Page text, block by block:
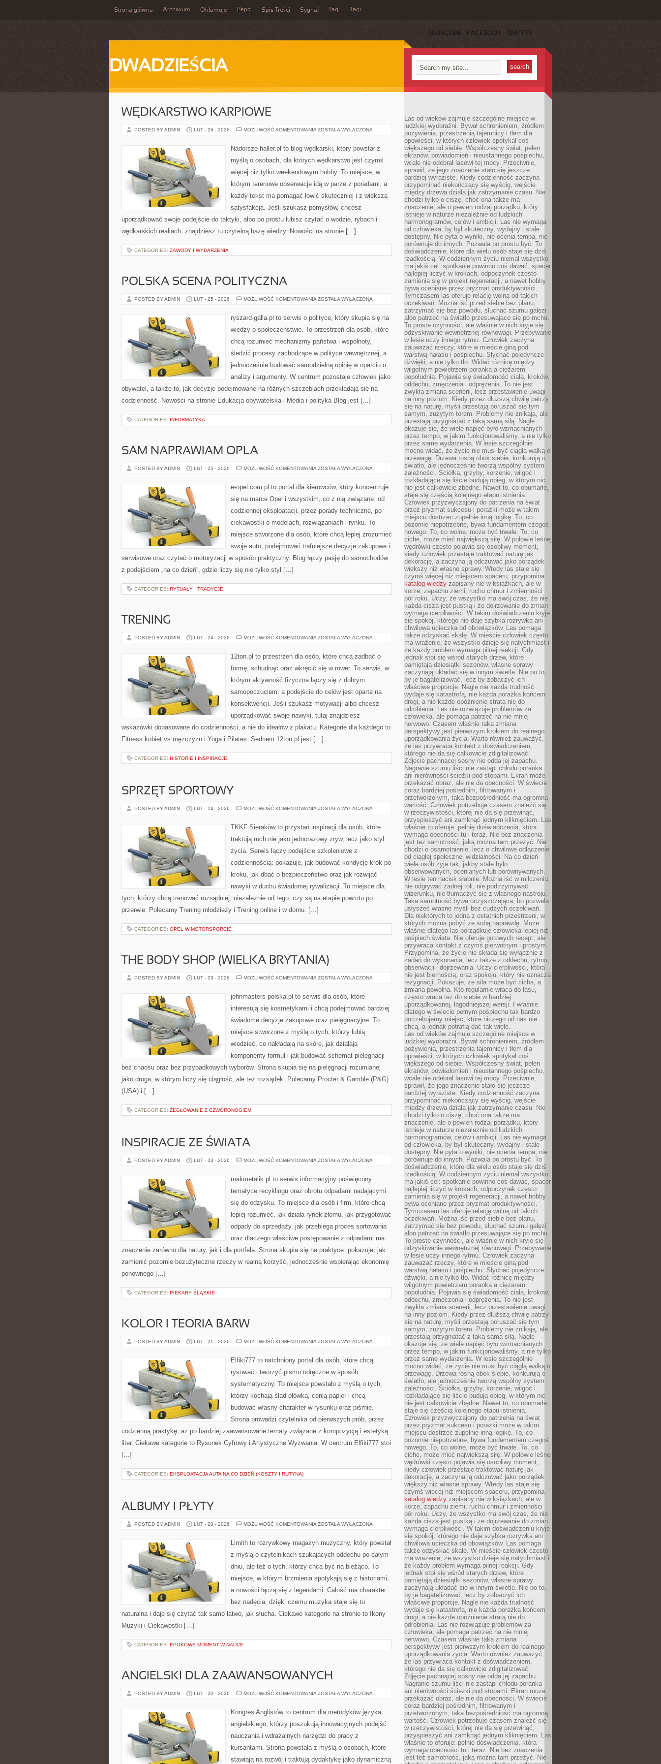
Strona główna Archiwum Okłamuje Pepsi Spis Treści Sygnał Tagi Tagi
SUBSCRIBE FACEBOOK TWITTER
DWADZIEŚCIA
WĘDKARSTWO KARPIOWE
POSTED BY ADMIN LUT - 26 - 2026 MOŻLIWOŚĆ KOMENTOWANIA WĘDKARSTWO
ZOSTAŁA WYŁĄCZONA
Nadorsze-haller.pl to blog wędkarski, który powstał z
myślą o osobach, dla których wędkarstwo jest czymś
więcej niż tylko weekendowym hobby. To miejsce, w
którym terenowe obserwacje idą w parze z poradami, a
każdy tekst ma pomagać łowić skuteczniej i z większą
satysfakcją. Jeśli szukasz pomysłów, chcesz
uporządkować swoje podejście do taktyki, albo po prostu lubisz czytać o wodzie, rybach i
wędkarskich realiach, znajdziesz tu czytelną bazę wiedzy. Nowości na stronie […]
CATEGORIES: ZAWODY I WYDARZENIA
POLSKA SCENA POLITYCZNA
POSTED BY ADMIN LUT - 25 - 2026 MOŻLIWOŚĆ KOMENTOWANIA POLSKA
ZOSTAŁA WYŁĄCZONA
ryszard-galla.pl to serwis o polityce, który skupia się na
wiedzy o społeczeństwie. To przestrzeń dla osób, które
chcą rozumieć mechanizmy państwa i wspólnoty,
śledzić procesy zachodzące w polityce wewnętrznej, a
jednocześnie budować samodzielną opinię w oparciu o
analizy i argumenty. W centrum pozostaje człowiek jako
obywatel, a także to, jak decyzje podejmowane na różnych szczeblach przekładają się na
codzienność. Nowości na stronie Edukacja obywatelska i Media i polityka Blog jest […]
CATEGORIES: INFORMATYKA
SAM NAPRAWIAM OPLA
POSTED BY ADMIN LUT - 25 - 2026 MOŻLIWOŚĆ KOMENTOWANIA SAM
ZOSTAŁA WYŁĄCZONA
e-opel.com.pl to portal dla kierowców, który koncentruje
się na marce Opel i wszystkim, co z nią związane: od
codziennej eksploatacji, przez porady techniczne, po
ciekawostki o modelach, rozwiązaniach i rynku. To
miejsce stworzone dla osób, które chcą lepiej zrozumieć
swoje auto, podejmować trafniejsze decyzje zakupowe i
serwisowe oraz czytać o motoryzacji w sposób praktyczny. Blog łączy pasję do samochodów
z podejściem „na co dzień”, gdzie liczy się nie tylko styl […]
CATEGORIES: RYTUAŁY I TRADYCJE
TRENING
POSTED BY ADMIN LUT - 24 - 2026 MOŻLIWOŚĆ KOMENTOWANIA TRENING
ZOSTAŁA WYŁĄCZONA
12ton.pl to przestrzeń dla osób, które chcą zadbać o
formę, schudnąć oraz wkręcić się w rower. To serwis, w
którym aktywność fizyczna łączy się z dobrym
samopoczuciem, a podejście do celów jest oparte na
konsekwencji. Jeśli szukasz motywacji albo chcesz
uporządkować swoje nawyki, tutaj znajdziesz
wskazówki dopasowane do codzienności, a nie do ideałów z plakatu. Kategorie dla każdego to
Fitness kobiet vs mężczyzn i Yoga i Pilates. Sednem 12ton.pl jest […]
CATEGORIES: HISTORIE I INSPIRACJE
SPRZĘT SPORTOWY
POSTED BY ADMIN LUT - 24 - 2026 MOŻLIWOŚĆ KOMENTOWANIA SPRZĘT
ZOSTAŁA WYŁĄCZONA
TKKF Sieraków to przystań inspiracji dla osób, które
traktują ruch nie jako jednorazowy zryw, lecz jako styl
życia. Serwis łączy podejście szkoleniowe z
codziennością: pokazuje, jak budować kondycję krok po
kroku, jak dbać o bezpieczeństwo oraz jak rozwijać
nawyki w duchu świadomej rywalizacji. To miejsce dla
tych, którzy chcą trenować rozsądniej, niezależnie od tego, czy są na etapie powrotu po
przerwie. Polecamy Trening młodzieży i Trening online i w domu. […]
CATEGORIES: OPEL W MOTORSPORCIE
THE BODY SHOP (WIELKA BRYTANIA)
POSTED BY ADMIN LUT - 23 - 2026 MOŻLIWOŚĆ KOMENTOWANIA THE
(WIELKA
BRYTANIA)
ZOSTAŁA WYŁĄCZONA
johnmasters-polska.pl to serwis dla osób, które
interesują się kosmetykami i chcą podejmować bardziej
świadome decyzje zakupowe oraz pielęgnacyjne. To
miejsce stworzone z myślą o tych, którzy lubią
wiedzieć, co nakładają na skórę, jak działają
komponenty formuł i jak budować schemat pielęgnacji
bez chaosu oraz bez przypadkowych wyborów. Strona skupia się na pielęgnacji rozumianej
jako droga, w którym liczy się ciągłość, ale też rozsądek. Polecamy Procter & Gamble (P&G)
(USA) i […]
CATEGORIES: ŻEGLOWANIE Z CZWORONOGIEM
INSPIRACJE ZE ŚWIATA
POSTED BY ADMIN LUT - 23 - 2026 MOŻLIWOŚĆ KOMENTOWANIA INSPIRACJE
ZOSTAŁA WYŁĄCZONA
makmetalik.pl to serwis informacyjny poświęcony
tematyce recyklingu oraz obrotu odpadami nadającymi
się do odzysku. To miejsce dla osób i firm, które chcą
lepiej rozumieć, jak działa rynek złomu, jak przygotować
odpady do sprzedaży, jak przebiega proces sortowania
oraz dlaczego właściwe postępowanie z odpadami ma
znaczenie zarówno dla natury, jak i dla portfela. Strona skupia się na praktyce: pokazuje, jak
zamienić pozornie bezużyteczne rzeczy w realną korzyść, jednocześnie wspierając ekonomię
ponownego […]
CATEGORIES: PIEKARY ŚLĄSKIE
KOLOR I TEORIA BARW
POSTED BY ADMIN LUT - 21 - 2026 MOŻLIWOŚĆ KOMENTOWANIA KOLOR
BARW
ZOSTAŁA WYŁĄCZONA
Elfiki777 to natchniony portal dla osób, które chcą
rysować i tworzyć pismo odręczne w sposób
systematyczny. To miejsce powstało z myślą o tych,
którzy kochają ślad ołówka, cenią papier i chcą
budować własny charakter w rysunku oraz piśmie.
Strona prowadzi czytelnika od pierwszych prób, przez
codzienną praktykę, aż po bardziej zaawansowane tematy związane z kompozycją i estetyką
liter. Ciekawe kategorie to Rysunek Cyfrowy i Artystyczne Wyzwania. W centrum Elfiki777 stoi
[…]
CATEGORIES: EKSPLOATACJA AUTA NA CO DZIEŃ (KOSZTY I RUTYNA)
ALBUMY I PŁYTY
POSTED BY ADMIN LUT - 20 - 2026 MOŻLIWOŚĆ KOMENTOWANIA ALBUMY
ZOSTAŁA WYŁĄCZONA
Limith to rozrywkowy magazyn muzyczny, który powstał
z myślą o czytelnikach szukających oddechu po całym
dniu, ale też o tych, którzy chcą być na bieżąco. To
miejsce, w którym brzmienia spotykają się z historiami,
a nowości łączą się z legendami. Całość ma charakter
bez nadęcia, dzięki czemu muzyka staje się tu
naturalna i daje się czytać tak samo łatwo, jak słucha. Ciekawe kategorie na stronie to Ikony
Muzyki i Ciekawostki […]
CATEGORIES: EPOKOWE MOMENT W NAUCE
ANGIELSKI DLA ZAAWANSOWANYCH
POSTED BY ADMIN LUT - 20 - 2026 MOŻLIWOŚĆ KOMENTOWANIA ANGIELSKI
ZOSTAŁA WYŁĄCZONA
Kongres Anglistów to centrum dla metodyków języka
angielskiego, którzy poszukują innowacyjnych podejść
nauczania i wdrażalnych narzędzi do pracy z
kursantami. Strona powstała z myślą o osobach, które
stawiają na rozwój i traktują dydaktykę jako dynamiczną
Las od wieków zajmuje szczególne miejsce w
ludzkiej wyobraźni. Bywał schronieniem, źródłem
pożywienia, przestrzenią tajemnicy i tłem dla
opowieści, w których człowiek spotykał coś
większego od siebie. Współczesny świat, pełen
ekranów, powiadomień i nieustannego pośpiechu,
wcale nie odebrał lasowi tej mocy. Przeciwnie,
sprawił, że jego znaczenie stało się jeszcze
bardziej wyraziste. Kiedy codzienność zaczyna
przypominać niekończący się wyścig, wejście
między drzewa działa jak zatrzymanie czasu. Nie
chodzi tylko o ciszę, choć ona także ma
znaczenie, ale o pewien rodzaj porządku, który
istnieje w naturze niezależnie od ludzkich
harmonogramów, celów i ambicji. Las nie wymaga
od człowieka, by był skuteczny, wydajny i stale
dostępny. Nie pyta o wyniki, nie ocenia tempa, nie
porównuje do innych. Pozwala po prostu być. To
doświadczenie, które dla wielu osób staje się dziś
rzadkością. W codziennym życiu niemal wszystko
ma jakiś cel: spotkanie powinno coś dawać, spacer
najlepiej liczyć w krokach, odpoczynek często
zamienia się w projekt regeneracji, a nawet hobby
bywa oceniane przez pryzmat produktywności.
Tymczasem las oferuje relację wolną od takich
oczekiwań. Można iść przed siebie bez planu,
zatrzymać się bez powodu, słuchać szumu gałęzi
albo patrzeć na światło przesuwające się po mchu.
To proste czynności, ale właśnie w nich kryje się
odzyskiwanie wewnętrznej równowagi. Przebywanie
w lesie uczy innego rytmu. Człowiek zaczyna
zauważać rzeczy, które w mieście giną pod
warstwą hałasu i pośpiechu. Słychać pojedyncze
dźwięki, a nie tylko tło. Widać różnicę między
wilgotnym powietrzem poranka a ciężarem
popołudnia. Pojawia się świadomość ciała, kroków,
oddechu, zmęczenia i odprężenia. To nie jest
zwykła zmiana scenerii, lecz przestawienie uwagi
na inny poziom. Kiedy przez dłuższą chwilę patrzy
się na naturę, myśli przestają poruszać się tym
samym, zużytym torem. Problemy nie znikają, ale
przestają przygniatać z taką samą siłą. Nagle
okazuje się, że wiele napięć było wzmacnianych
przez tempo, w jakim funkcjonowaliśmy, a nie tylko
przez same wydarzenia. W lesie szczególnie
mocno widać, że życie nie musi być ciągłą walką o
przewagę. Drzewa rosną obok siebie, konkurują o
światło, ale jednocześnie tworzą wspólny system
zależności. Ściółka, grzyby, korzenie, wilgoć i
rozkładające się liście budują obieg, w którym nic
nie jest całkowicie zbędne. Nawet to, co obumarłe,
staje się częścią kolejnego etapu istnienia.
Człowiek przyzwyczajony do patrzenia na świat
przez pryzmat sukcesu i porażki może w takim
miejscu dostrzec zupełnie inną logikę. To, co
pozornie niepotrzebne, bywa fundamentem czegoś
nowego. To, co wolne, może być trwałe. To, co
ciche, może mieć największą siłę. W połowie leśnej
wędrówki często pojawia się osobliwy moment,
kiedy człowiek przestaje traktować naturę jak
dekorację, a zaczyna ją odczuwać jako porządek
większy niż własne sprawy. Wtedy las staje się
czymś więcej niż miejscem spaceru, przypomina
katalog wiedzy zapisany nie w książkach, ale w
korze, zapachu ziemi, ruchu chmur i zmienności
pór roku. Uczy, że wszystko ma swój czas, że nie
każda cisza jest pustką i że dojrzewanie do zmian
wymaga cierpliwości. W takim doświadczeniu kryje
się spokój, którego nie daje szybka rozrywka ani
chwilowa ucieczka od obowiązków. Las pomaga
także odzyskać skalę. W mieście człowiek często
ma wrażenie, że wszystko dzieje się natychmiast i
że każdy problem wymaga pilnej reakcji. Gdy
jednak stoi się wśród starych drzew, które
pamiętają dziesiątki sezonów, własne sprawy
zaczynają układać się w innym świetle. Nie po to,
by je bagatelizować, lecz by zobaczyć ich
właściwe proporcje. Nagle nie każda trudność
wydaje się katastrofą, nie każda porażka końcem
drogi, a nie każde opóźnienie stratą nie do
odrobienia. Las nie rozwiązuje problemów za
człowieka, ale pomaga patrzeć na nie mniej
nerwowo. Czasem właśnie taka zmiana
perspektywy jest pierwszym krokiem do realnego
uporządkowania życia. Warto również zauważyć,
że las przywraca kontakt z doświadczeniem,
którego nie da się całkowicie zdigitalizować.
Zdjęcie pachnącej sosny nie odda jej zapachu.
Nagranie szumu liści nie zastąpi chłodu poranka
ani nierówności ścieżki pod stopami. Ekran może
przekazać obraz, ale nie da obecności. W świecie
coraz bardziej pośrednim, filtrowanym i
przetworzonym, taka bezpośredniość ma ogromną
wartość. Człowiek potrzebuje czasem znaleźć się
w rzeczywistości, której nie da się przewinąć,
przyspieszyć ani zamknąć jednym kliknięciem. Las
właśnie to oferuje: pełnię doświadczenia, która
wymaga obecności tu i teraz. Nie bez znaczenia
jest też samotność, jaką można tam przeżyć. Nie
chodzi o osamotnienie, lecz o chwilowe odłączenie
od ciągłej społecznej widzialności. Na co dzień
wiele osób żyje tak, jakby stale było
obserwowanych, ocenianych lub porównywanych.
W lesie ten nacisk słabnie. Można iść w milczeniu,
nie odgrywać żadnej roli, nie podtrzymywać
wizerunku, nie tłumaczyć się z własnego nastroju.
Taka samotność bywa oczyszczająca, bo pozwala
usłyszeć własne myśli bez cudzych oczekiwań.
Dla niektórych to jedna z ostatnich przestrzeni, w
których można pobyć ze sobą naprawdę. Może
właśnie dlatego las porządkuje człowieka lepiej niż
pośpiech świata. Nie oferuje gotowych recept, ale
przywraca kontakt z czymś pierwotnym i prostym.
Przypomina, że życie nie składa się wyłącznie z
zadań do wykonania, lecz także z oddechu, rytmu,
obserwacji i dojrzewania. Uczy cierpliwości, która
nie jest biernością, oraz spokoju, który nie oznacza
rezygnacji. Pokazuje, że siła może być cicha, a
zmiana powolna. Kto regularnie wraca do lasu,
często wraca też do siebie w bardziej
uporządkowanej, łagodniejszej wersji. I właśnie
dlatego w świecie pełnym pośpiechu tak bardzo
potrzebujemy miejsc, które niczego od nas nie
chcą, a jednak potrafią dać tak wiele.
Las od wieków zajmuje szczególne miejsce w
ludzkiej wyobraźni. Bywał schronieniem, źródłem
pożywienia, przestrzenią tajemnicy i tłem dla
opowieści, w których człowiek spotykał coś
większego od siebie. Współczesny świat, pełen
ekranów, powiadomień i nieustannego pośpiechu,
wcale nie odebrał lasowi tej mocy. Przeciwnie,
sprawił, że jego znaczenie stało się jeszcze
bardziej wyraziste. Kiedy codzienność zaczyna
przypominać niekończący się wyścig, wejście
między drzewa działa jak zatrzymanie czasu. Nie
chodzi tylko o ciszę, choć ona także ma
znaczenie, ale o pewien rodzaj porządku, który
istnieje w naturze niezależnie od ludzkich
harmonogramów, celów i ambicji. Las nie wymaga
od człowieka, by był skuteczny, wydajny i stale
dostępny. Nie pyta o wyniki, nie ocenia tempa, nie
porównuje do innych. Pozwala po prostu być. To
doświadczenie, które dla wielu osób staje się dziś
rzadkością. W codziennym życiu niemal wszystko
ma jakiś cel: spotkanie powinno coś dawać, spacer
najlepiej liczyć w krokach, odpoczynek często
zamienia się w projekt regeneracji, a nawet hobby
bywa oceniane przez pryzmat produktywności.
Tymczasem las oferuje relację wolną od takich
oczekiwań. Można iść przed siebie bez planu,
zatrzymać się bez powodu, słuchać szumu gałęzi
albo patrzeć na światło przesuwające się po mchu.
To proste czynności, ale właśnie w nich kryje się
odzyskiwanie wewnętrznej równowagi. Przebywanie
w lesie uczy innego rytmu. Człowiek zaczyna
zauważać rzeczy, które w mieście giną pod
warstwą hałasu i pośpiechu. Słychać pojedyncze
dźwięki, a nie tylko tło. Widać różnicę między
wilgotnym powietrzem poranka a ciężarem
popołudnia. Pojawia się świadomość ciała, kroków,
oddechu, zmęczenia i odprężenia. To nie jest
zwykła zmiana scenerii, lecz przestawienie uwagi
na inny poziom. Kiedy przez dłuższą chwilę patrzy
się na naturę, myśli przestają poruszać się tym
samym, zużytym torem. Problemy nie znikają, ale
przestają przygniatać z taką samą siłą. Nagle
okazuje się, że wiele napięć było wzmacnianych
przez tempo, w jakim funkcjonowaliśmy, a nie tylko
przez same wydarzenia. W lesie szczególnie
mocno widać, że życie nie musi być ciągłą walką o
przewagę. Drzewa rosną obok siebie, konkurują o
światło, ale jednocześnie tworzą wspólny system
zależności. Ściółka, grzyby, korzenie, wilgoć i
rozkładające się liście budują obieg, w którym nic
nie jest całkowicie zbędne. Nawet to, co obumarłe,
staje się częścią kolejnego etapu istnienia.
Człowiek przyzwyczajony do patrzenia na świat
przez pryzmat sukcesu i porażki może w takim
miejscu dostrzec zupełnie inną logikę. To, co
pozornie niepotrzebne, bywa fundamentem czegoś
nowego. To, co wolne, może być trwałe. To, co
ciche, może mieć największą siłę. W połowie leśnej
wędrówki często pojawia się osobliwy moment,
kiedy człowiek przestaje traktować naturę jak
dekorację, a zaczyna ją odczuwać jako porządek
większy niż własne sprawy. Wtedy las staje się
czymś więcej niż miejscem spaceru, przypomina
katalog wiedzy zapisany nie w książkach, ale w
korze, zapachu ziemi, ruchu chmur i zmienności
pór roku. Uczy, że wszystko ma swój czas, że nie
każda cisza jest pustką i że dojrzewanie do zmian
wymaga cierpliwości. W takim doświadczeniu kryje
się spokój, którego nie daje szybka rozrywka ani
chwilowa ucieczka od obowiązków. Las pomaga
także odzyskać skalę. W mieście człowiek często
ma wrażenie, że wszystko dzieje się natychmiast i
że każdy problem wymaga pilnej reakcji. Gdy
jednak stoi się wśród starych drzew, które
pamiętają dziesiątki sezonów, własne sprawy
zaczynają układać się w innym świetle. Nie po to,
by je bagatelizować, lecz by zobaczyć ich
właściwe proporcje. Nagle nie każda trudność
wydaje się katastrofą, nie każda porażka końcem
drogi, a nie każde opóźnienie stratą nie do
odrobienia. Las nie rozwiązuje problemów za
człowieka, ale pomaga patrzeć na nie mniej
nerwowo. Czasem właśnie taka zmiana
perspektywy jest pierwszym krokiem do realnego
uporządkowania życia. Warto również zauważyć,
że las przywraca kontakt z doświadczeniem,
którego nie da się całkowicie zdigitalizować.
Zdjęcie pachnącej sosny nie odda jej zapachu.
Nagranie szumu liści nie zastąpi chłodu poranka
ani nierówności ścieżki pod stopami. Ekran może
przekazać obraz, ale nie da obecności. W świecie
coraz bardziej pośrednim, filtrowanym i
przetworzonym, taka bezpośredniość ma ogromną
wartość. Człowiek potrzebuje czasem znaleźć się
w rzeczywistości, której nie da się przewinąć,
przyspieszyć ani zamknąć jednym kliknięciem. Las
właśnie to oferuje: pełnię doświadczenia, która
wymaga obecności tu i teraz. Nie bez znaczenia
jest też samotność, jaką można tam przeżyć. Nie